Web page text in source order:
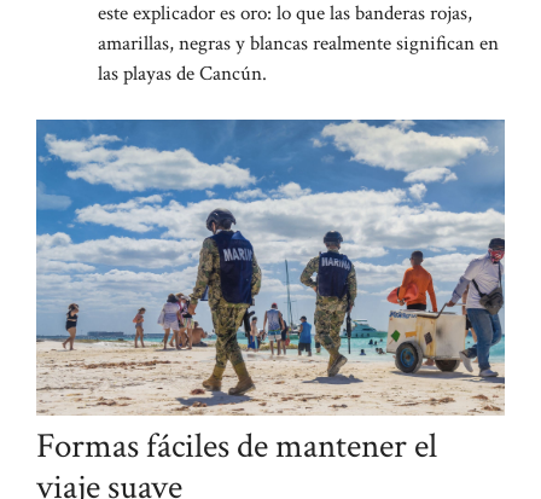
este explicador es oro: lo que las banderas rojas,
amarillas, negras y blancas realmente significan en
las playas de Cancún.
Formas fáciles de mantener el
viaje suave